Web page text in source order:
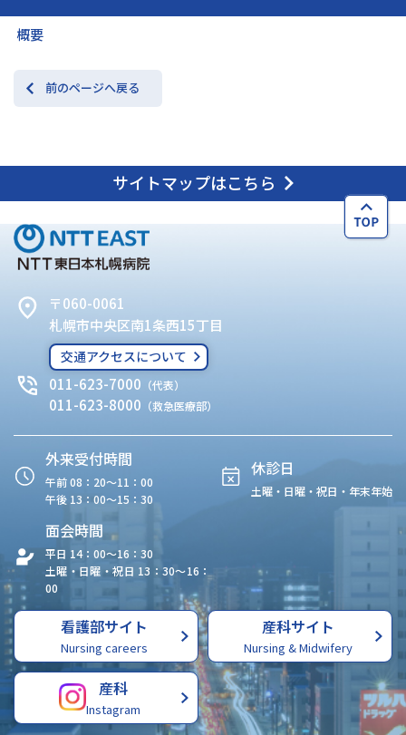
概要
前のページへ戻る
サイトマップはこちら
〒060-0061
札幌市中央区南1条西15丁目
交通アクセスについて
011-623-7000 （代表）
011-623-8000 （救急医療部）
外来受付時間
午前 08：20〜11：00
午後 13：00〜15：30
休診日
土曜・日曜・祝日・年末年始
面会時間
平日 14：00〜16：30
土曜・日曜・祝日 13：30〜16：
00
看護部サイト
Nursing careers
産科サイト
Nursing & Midwifery
産科
Instagram